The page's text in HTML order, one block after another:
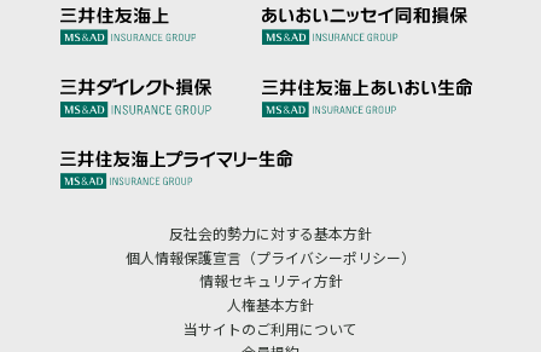
反社会的勢力に対する基本方針
個人情報保護宣言（プライバシーポリシー）
情報セキュリティ方針
人権基本方針
当サイトのご利用について